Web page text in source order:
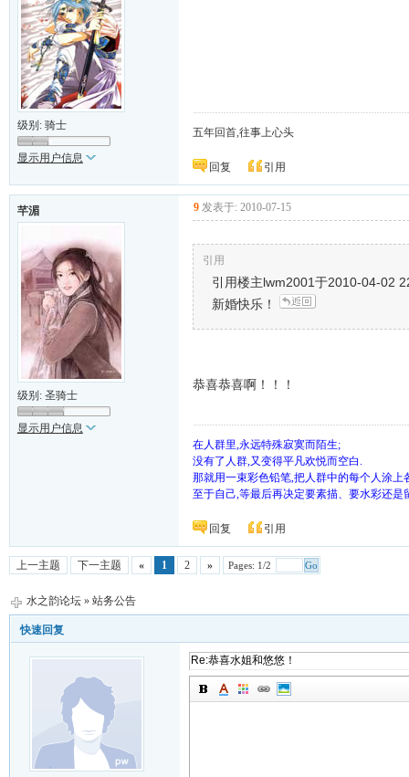
级别: 骑士
显示用户信息
五年回首,往事上心头
回复 引用
芊湄
级别: 圣骑士
显示用户信息
9 发表于: 2010-07-15
引用
引用楼主lwm2001于2010-04-02
新婚快乐！
恭喜恭喜啊！！！
在人群里,永远特殊寂寞而陌生;
没有了人群,又变得平凡欢悦而空白.
那就用一束彩色铅笔,把人群中的每个人涂上
至于自己,等最后再决定要素描、要水彩还是
回复 引用
上一主题 下一主题 « 1 2 » Pages: 1/2 Go
水之韵论坛» 站务公告
快速回复